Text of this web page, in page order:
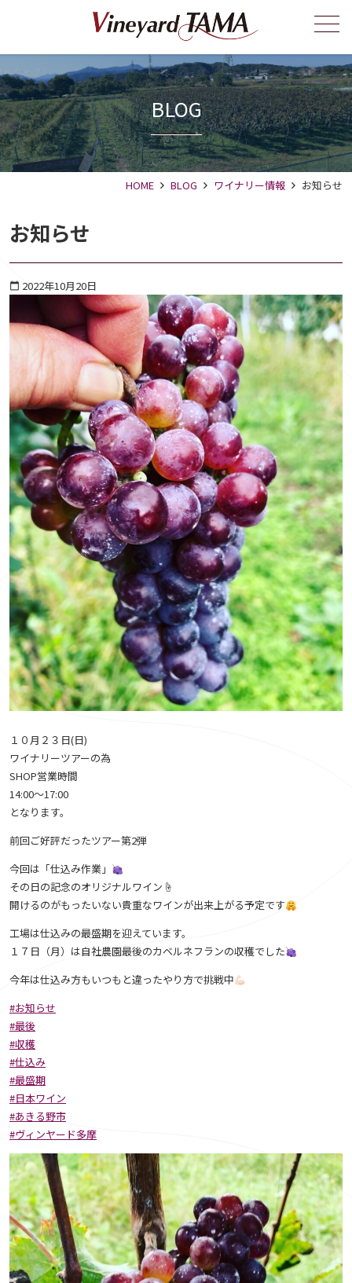
メニュー
BLOG
HOME BLOG ワイナリー情報 お知らせ
お知らせ
calendar_today 2022年10月20日
１０月２３日(日)
ワイナリーツアーの為
SHOP営業時間
14:00〜17:00
となります。
前回ご好評だったツアー第2弾
今回は「仕込み作業」
その日の記念のオリジナルワイン☝️
開けるのがもったいない貴重なワインが出来上がる予定です
工場は仕込みの最盛期を迎えています。
１７日（月）は自社農園最後のカベルネフランの収穫でした
今年は仕込み方もいつもと違ったやり方で挑戦中
#お知らせ
#最後
#収穫
#仕込み
#最盛期
#日本ワイン
#あきる野市
#ヴィンヤード多摩